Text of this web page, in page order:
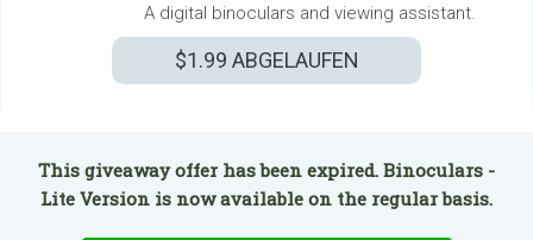
A digital binoculars and viewing assistant.
$1.99 ABGELAUFEN
This giveaway offer has been expired. Binoculars -
Lite Version is now available on the regular basis.